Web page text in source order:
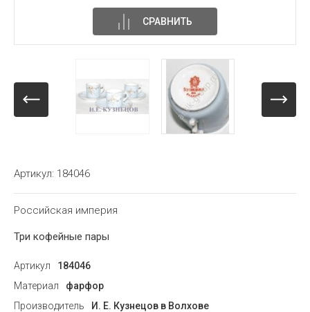
СРАВНИТЬ
Артикул: 184046
Российская империя
Три кофейные пары
Артикул
184046
Материал
фарфор
Производитель
И. Е. Кузнецов в Волхове